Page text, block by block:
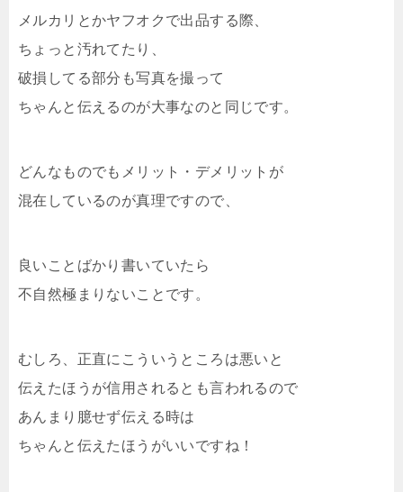
メルカリとかヤフオクで出品する際、
ちょっと汚れてたり、
破損してる部分も写真を撮って
ちゃんと伝えるのが大事なのと同じです。
どんなものでもメリット・デメリットが
混在しているのが真理ですので、
良いことばかり書いていたら
不自然極まりないことです。
むしろ、正直にこういうところは悪いと
伝えたほうが信用されるとも言われるので
あんまり臆せず伝える時は
ちゃんと伝えたほうがいいですね！